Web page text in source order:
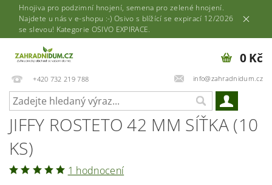
Hnojiva pro podzimní hnojení, semena pro zelené hnojení.
Najdete u nás v e-shopu :-) Osivo s blížící se expirací 12/2026
se slevou! Kategorie OSIVO EXPIRACE.
+420 732 219 788 info@zahradnidum.cz
0 Kč
JIFFY ROSTETO 42 MM SÍŤKA (10
KS)
1 hodnocení